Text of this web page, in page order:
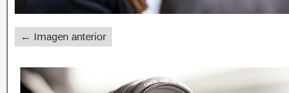
← Imagen anterior